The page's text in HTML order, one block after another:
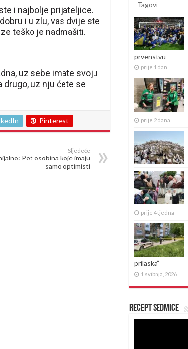
i najbolje prijateljice.
i u zlu, vas dvije ste
teško je nadmašiti.
uz sebe imate svoju
drugo, uz nju ćete se
Pinterest
Sljedeće
Pet osobina koje imaju
samo optimisti
Tagovi
prvenstvu
prije 1 dan
prije 2 dana
prije 4 tjedna
prilaska”
1 svibnja, 2026
Recept sedmice